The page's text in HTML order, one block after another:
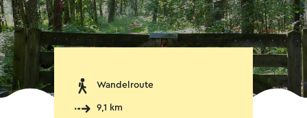
Wandelroute
9,1 km